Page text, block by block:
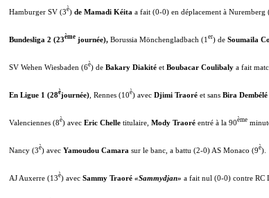
Hamburger SV (3è) de Mamadi Kéita a fait (0-0) en déplacement à Nuremberg
Bundesliga 2 (23ème journée), Borussia Mönchengladbach (1 er) de Soumaila
SV Wehen Wiesbaden (6è) de Bakary Diakité et Boubacar Coulibaly a fait
En Ligue 1 (28èjournée) , Rennes (10è) avec Djimi Traoré et sans Bira Dembélé
Valenciennes (8è) avec Eric Chelle titulaire, Mody Traoré entré à la 90ème
Nancy (3è) avec Yamoudou Camara sur le banc, a battu (2-0) AS Monaco (9è).
AJ Auxerre (13è) avec Sammy Traoré «Sammydjan» a fait nul (0-0) contre RC